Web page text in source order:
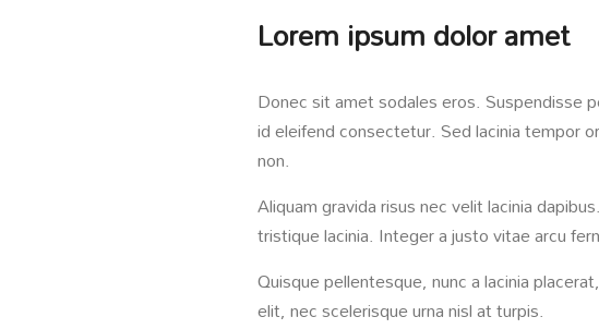
Lorem ipsum dolor amet
Donec sit amet sodales eros. Suspendisse
id eleifend consectetur. Sed lacinia tempor
non.
Aliquam gravida risus nec velit lacinia
tristique lacinia. Integer a justo vitae arcu
Quisque pellentesque, nunc a lacinia
elit, nec scelerisque urna nisl at turpis.